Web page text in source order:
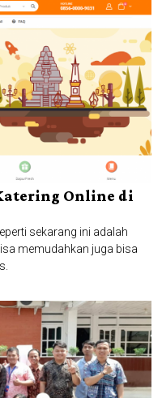
Online di
sekarang ini adalah
memudahkan juga bisa